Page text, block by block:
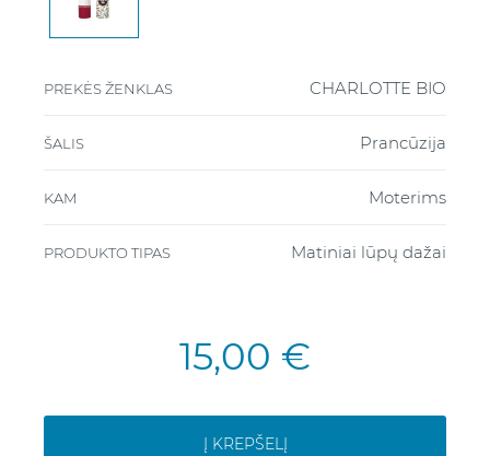
PREKĖS ŽENKLAS CHARLOTTE BIO
ŠALIS Prancūzija
KAM Moterims
PRODUKTO TIPAS Matiniai lūpų dažai
15,00 €
Į KREPŠELĮ